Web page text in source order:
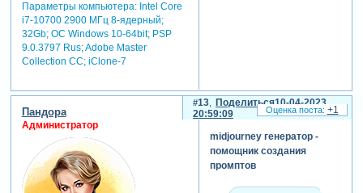
Параметры компьютера:Intel Core
i7-10700 2900 МГц 8-ядерный;
32Gb; ОС Windows 10-64bit; PSP
9.0.3797 Rus; Adobe Master
Collection СС; iClone-7
Поделиться
13
10-04-2023
20:59:09
Пандора
Администратор
midjourney генератор -
помощник создания
промптов
+1